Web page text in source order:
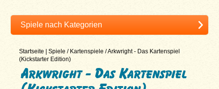
Startseite |Spiele / Kartenspiele /Arkwright - Das Kartenspiel
(Kickstarter Edition)
Arkwright - Das Kartenspiel